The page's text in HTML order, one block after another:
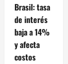
Brasil: tasa
de interés
baja a 14%
y afecta
costos